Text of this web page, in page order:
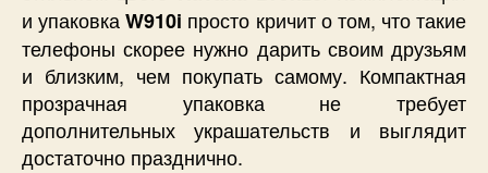
и упаковкаW910i просто кричит о том, что такие
телефоны скорее нужно дарить своим друзьям
и близким, чем покупать самому. Компактная
прозрачная упаковка не требует
дополнительных украшательств и выглядит
достаточно празднично.